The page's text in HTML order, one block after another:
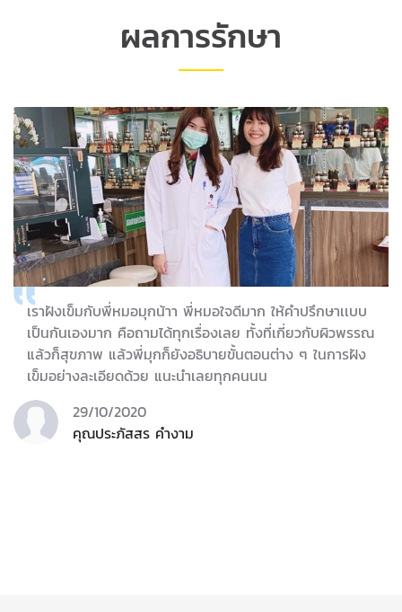
ผลการรักษา
เราฝังเข็มกับพี่หมอมุกน้าา พี่หมอใจดีมาก ให้คำปรึกษาเเบบ
เป็นกันเองมาก คือถามได้ทุกเรื่องเลย ทั้งที่เกี่ยวกับผิวพรรณ
แล้วก็สุขภาพ แล้วพี่มุกก็ยังอธิบายขั้นตอนต่าง ๆ ในการฝัง
เข็มอย่างละเอียดด้วย แนะนำเลยทุกคนนน
29/10/2020
คุณประภัสสร คำงาม